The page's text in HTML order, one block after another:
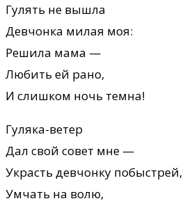
Гулять не вышла
Девчонка милая моя:
Решила мама —
Любить ей рано,
И слишком ночь темна!
Гуляка-ветер
Дал свой совет мне —
Украсть девчонку побыстрей,
Умчать на волю,